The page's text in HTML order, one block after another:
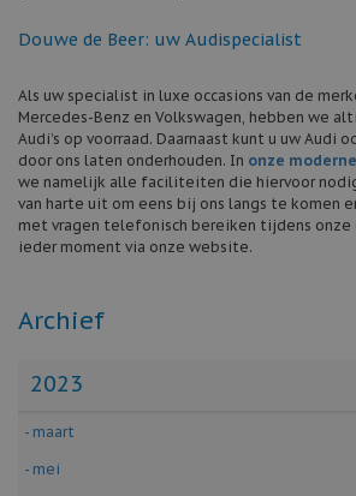
Douwe de Beer: uw Audispecialist
Als uw specialist in luxe occasions van de
Mercedes-Benz en Volkswagen, hebben we
Audi’s op voorraad. Daarnaast kunt u uw Audi
door ons laten onderhouden. In onze
we namelijk alle faciliteiten die hiervoor
van harte uit om eens bij ons langs te komen
met vragen telefonisch bereiken tijdens
ieder moment via onze website.
Archief
2023
- maart
- mei